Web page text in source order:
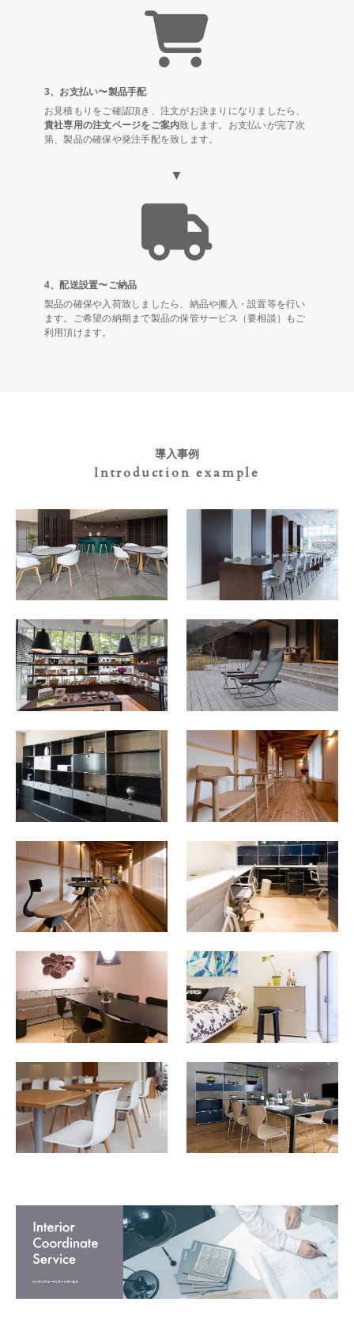
3、お支払い〜製品手配
お見積もりをご確認頂き、注文がお決まりになりましたら、
貴社専用の注文ページをご案内致します。お支払いが完了次
第、製品の確保や発注手配を致します。
▼
4、配送設置〜ご納品
製品の確保や入荷致しましたら、納品や搬入・設置等を行い
ます。ご希望の納期まで製品の保管サービス（要相談）もご
利用頂けます。
導入事例
Introduction example